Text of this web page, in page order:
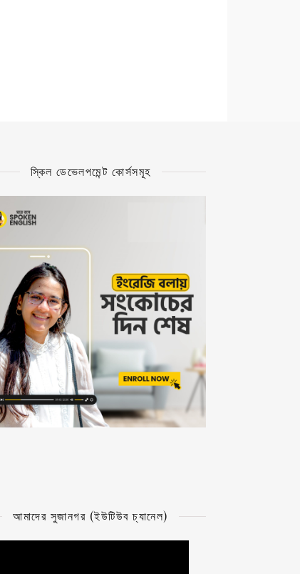
স্কিল ডেভেলপমেন্ট কোর্সসমূহ
আমাদের সুজানগর (ইউটিউব চ্যানেল)